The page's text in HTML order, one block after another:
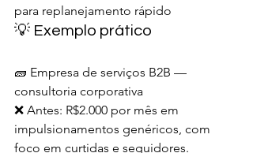
para replanejamento rápido
💡 Exemplo prático
🧱 Empresa de serviços B2B —
consultoria corporativa
❌ Antes: R$2.000 por mês em
impulsionamentos genéricos, com
foco em curtidas e seguidores.